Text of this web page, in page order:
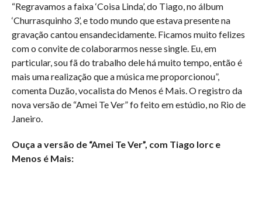
“Regravamos a faixa ‘Coisa Linda’, do Tiago, no álbum
‘Churrasquinho 3’, e todo mundo que estava presente na
gravação cantou ensandecidamente. Ficamos muito felizes
com o convite de colaborarmos nesse single. Eu, em
particular, sou fã do trabalho dele há muito tempo, então é
mais uma realização que a música me proporcionou”,
comenta Duzão, vocalista do Menos é Mais. O registro da
nova versão de “Amei Te Ver” fo feito em estúdio, no Rio de
Janeiro.
Ouça a versão de “Amei Te Ver”, com Tiago Iorc e
Menos é Mais: